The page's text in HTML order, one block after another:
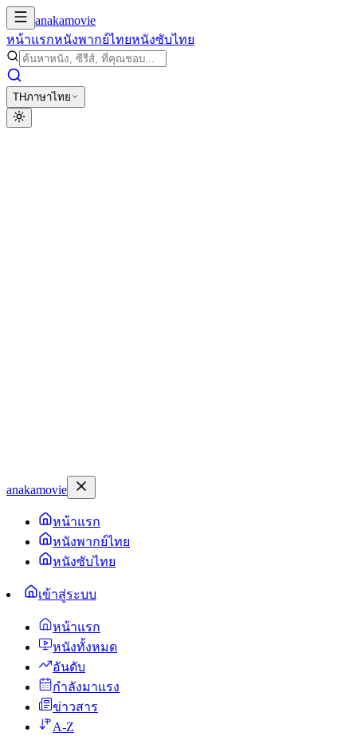
anakamovie
หน้าแรกหนังพากย์ไทยหนังซับไทย
THภาษาไทย
anakamovie
หน้าแรก
หนังพากย์ไทย
หนังซับไทย
เข้าสู่ระบบ
หน้าแรก
หนังทั้งหมด
อันดับ
กำลังมาแรง
ข่าวสาร
A-Z